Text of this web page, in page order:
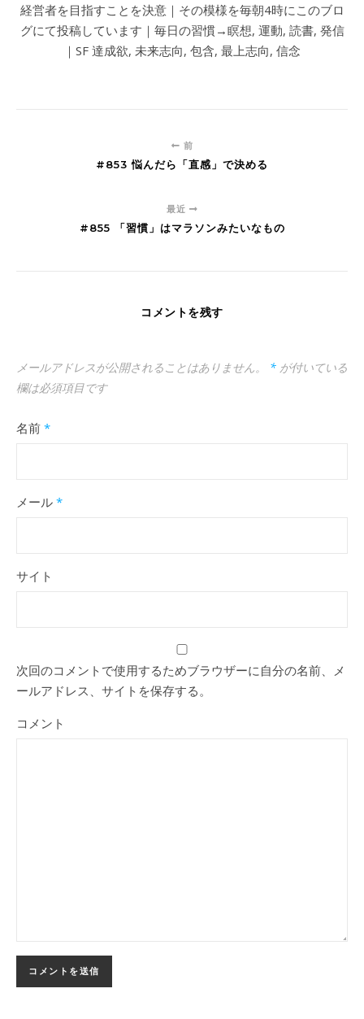
経営者を目指すことを決意｜その模様を毎朝4時にこのブロ
グにて投稿しています｜毎日の習慣→瞑想, 運動, 読書, 発信
｜SF 達成欲, 未来志向, 包含, 最上志向, 信念
前
#853 悩んだら「直感」で決める
最近
#855 「習慣」はマラソンみたいなもの
コメントを残す
メールアドレスが公開されることはありません。 * が付いている
欄は必須項目です
名前 *
メール *
サイト
次回のコメントで使用するためブラウザーに自分の名前、メ
ールアドレス、サイトを保存する。
コメント